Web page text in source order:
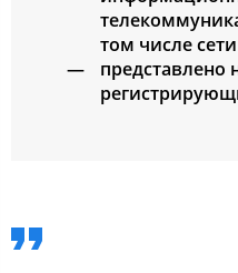
том числе
представлено